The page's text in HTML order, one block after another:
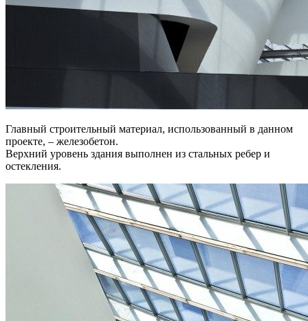
Главный строительный материал, использованный в данном
проекте, – железобетон.
Верхний уровень здания выполнен из стальных ребер и
остекления.